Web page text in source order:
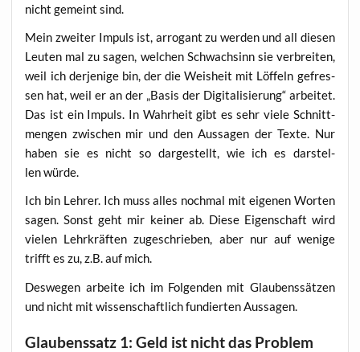
nicht gemeint sind.
Mein zwei­ter Impuls ist, arro­gant zu wer­den und all die­sen
Leu­ten mal zu sagen, wel­chen Schwach­sinn sie ver­brei­ten,
weil ich der­je­ni­ge bin, der die Weis­heit mit Löf­feln gefres­
sen hat, weil er an der „Basis der Digi­ta­li­sie­rung“ arbei­tet.
Das ist ein Impuls. In Wahr­heit gibt es sehr vie­le Schnitt­
men­gen zwi­schen mir und den Aus­sa­gen der Tex­te. Nur
haben sie es nicht so dar­ge­stellt, wie ich es dar­stel­
len würde.
Ich bin Leh­rer. Ich muss alles noch­mal mit eige­nen Wor­ten
sagen. Sonst geht mir kei­ner ab. Die­se Eigen­schaft wird
vie­len Lehr­kräf­ten zuge­schrie­ben, aber nur auf weni­ge
trifft es zu, z.B. auf mich.
Des­we­gen arbei­te ich im Fol­gen­den mit Glau­bens­sät­zen
und nicht mit wis­sen­schaft­lich fun­dier­ten Aussagen.
Glaubenssatz 1: Geld ist nicht das Problem